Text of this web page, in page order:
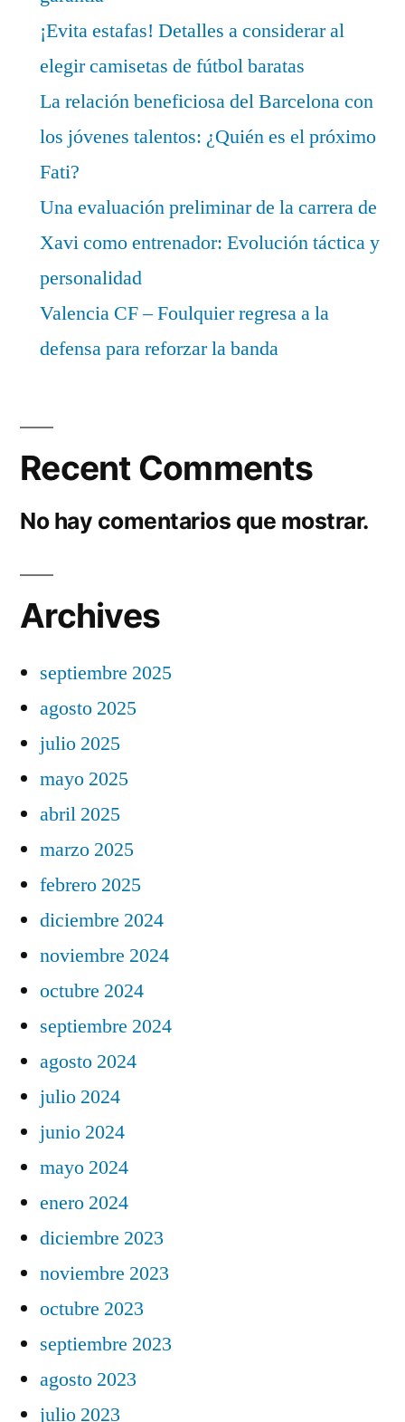
¡Evita estafas! Detalles a considerar al
elegir camisetas de fútbol baratas
La relación beneficiosa del Barcelona con
los jóvenes talentos: ¿Quién es el próximo
Fati?
Una evaluación preliminar de la carrera de
Xavi como entrenador: Evolución táctica y
personalidad
Valencia CF – Foulquier regresa a la
defensa para reforzar la banda
Recent Comments
No hay comentarios que mostrar.
Archives
septiembre 2025
agosto 2025
julio 2025
mayo 2025
abril 2025
marzo 2025
febrero 2025
diciembre 2024
noviembre 2024
octubre 2024
septiembre 2024
agosto 2024
julio 2024
junio 2024
mayo 2024
enero 2024
diciembre 2023
noviembre 2023
octubre 2023
septiembre 2023
agosto 2023
julio 2023